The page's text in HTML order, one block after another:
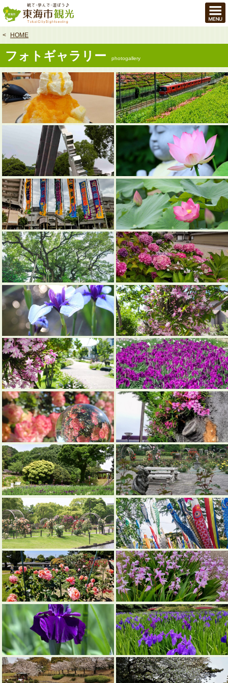
本
文
HOME
フォトギャラリー photogallery